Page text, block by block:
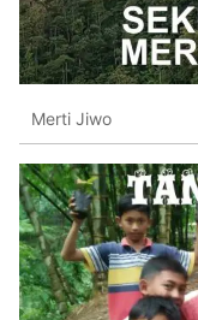
Merti Jiwo